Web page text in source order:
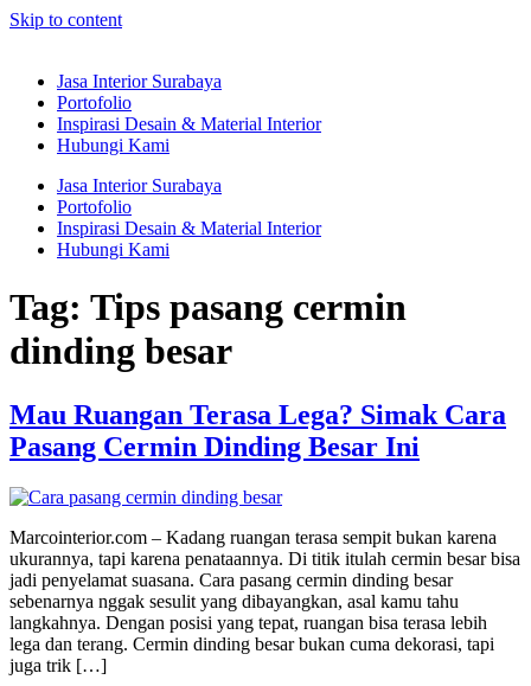
Skip to content
Jasa Interior Surabaya
Portofolio
Inspirasi Desain & Material Interior
Hubungi Kami
Jasa Interior Surabaya
Portofolio
Inspirasi Desain & Material Interior
Hubungi Kami
Tag: Tips pasang cermin
dinding besar
Mau Ruangan Terasa Lega? Simak Cara
Pasang Cermin Dinding Besar Ini
Marcointerior.com – Kadang ruangan terasa sempit bukan karena
ukurannya, tapi karena penataannya. Di titik itulah cermin besar bisa
jadi penyelamat suasana. Cara pasang cermin dinding besar
sebenarnya nggak sesulit yang dibayangkan, asal kamu tahu
langkahnya. Dengan posisi yang tepat, ruangan bisa terasa lebih
lega dan terang. Cermin dinding besar bukan cuma dekorasi, tapi
juga trik […]